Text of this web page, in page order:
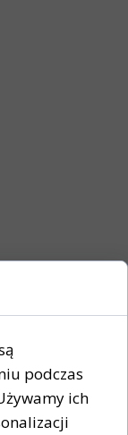
podczas
ich